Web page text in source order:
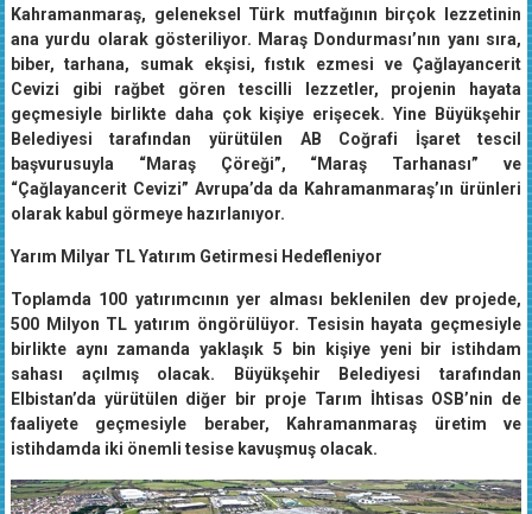
Kahramanmaraş, geleneksel Türk mutfağının birçok lezzetinin
ana yurdu olarak gösteriliyor. Maraş Dondurması’nın yanı sıra,
biber, tarhana, sumak ekşisi, fıstık ezmesi ve Çağlayancerit
Cevizi gibi rağbet gören tescilli lezzetler, projenin hayata
geçmesiyle birlikte daha çok kişiye erişecek. Yine Büyükşehir
Belediyesi tarafından yürütülen AB Coğrafi İşaret tescil
başvurusuyla “Maraş Çöreği”, “Maraş Tarhanası” ve
“Çağlayancerit Cevizi” Avrupa’da da Kahramanmaraş’ın ürünleri
olarak kabul görmeye hazırlanıyor.
Yarım Milyar TL Yatırım Getirmesi Hedefleniyor
Toplamda 100 yatırımcının yer alması beklenilen dev projede,
500 Milyon TL yatırım öngörülüyor. Tesisin hayata geçmesiyle
birlikte aynı zamanda yaklaşık 5 bin kişiye yeni bir istihdam
sahası açılmış olacak. Büyükşehir Belediyesi tarafından
Elbistan’da yürütülen diğer bir proje Tarım İhtisas OSB’nin de
faaliyete geçmesiyle beraber, Kahramanmaraş üretim ve
istihdamda iki önemli tesise kavuşmuş olacak.